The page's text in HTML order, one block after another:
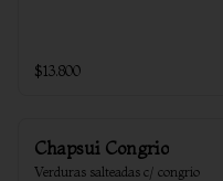
$13.800
Chapsui Congrio
Verduras salteadas c/ congrio